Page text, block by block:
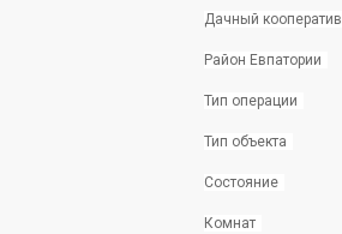
Дачный кооператив
Район Евпатории
Тип операции
Тип объекта
Состояние
Комнат